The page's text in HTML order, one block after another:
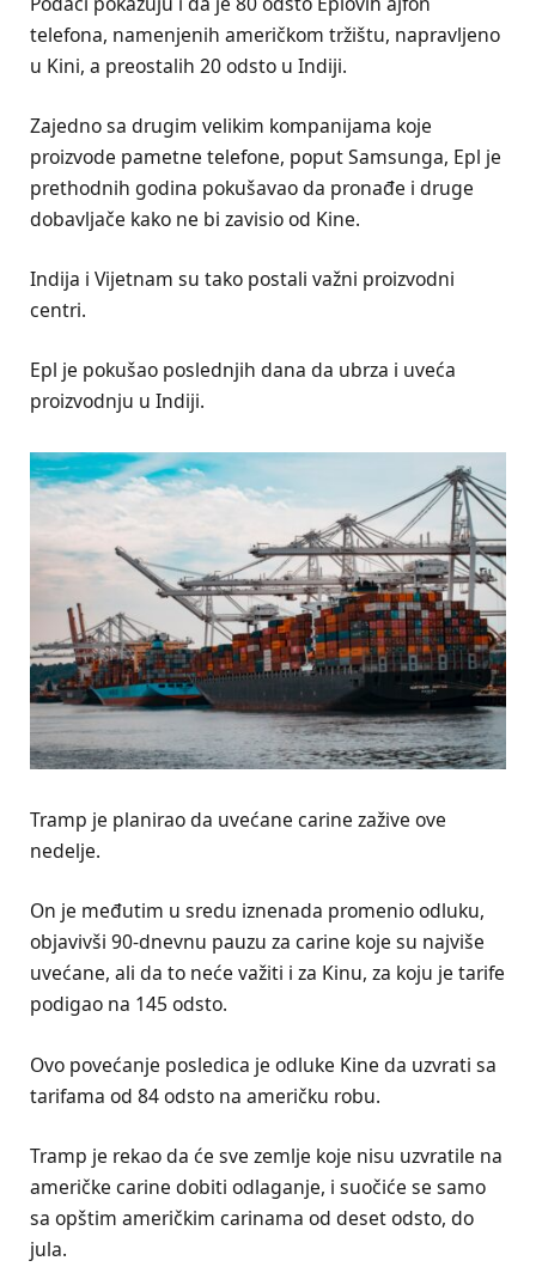
telefona, namenjenih američkom tržištu, napravljeno
u Kini, a preostalih 20 odsto u Indiji.
Zajedno sa drugim velikim kompanijama koje
proizvode pametne telefone, poput Samsunga, Epl je
prethodnih godina pokušavao da pronađe i druge
dobavljače kako ne bi zavisio od Kine.
Indija i Vijetnam su tako postali važni proizvodni
centri.
Epl je pokušao poslednjih dana da ubrza i uveća
proizvodnju u Indiji.
Tramp je planirao da uvećane carine zažive ove
nedelje.
On je međutim u sredu iznenada promenio odluku,
objavivši 90-dnevnu pauzu za carine koje su najviše
uvećane, ali da to neće važiti i za Kinu, za koju je tarife
podigao na 145 odsto.
Ovo povećanje posledica je odluke Kine da uzvrati sa
tarifama od 84 odsto na američku robu.
Tramp je rekao da će sve zemlje koje nisu uzvratile na
američke carine dobiti odlaganje, i suočiće se samo
sa opštim američkim carinama od deset odsto, do
jula.